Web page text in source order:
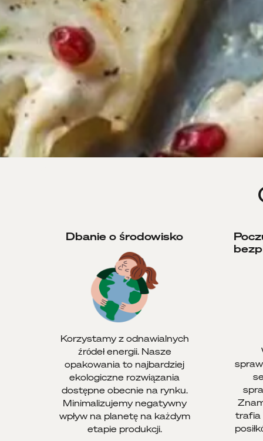
Dbanie o środowisko
Korzystamy z odnawialnych
źródeł energii. Nasze
opakowania to najbardziej
ekologiczne rozwiązania
dostępne obecnie na rynku.
Minimalizujemy negatywny
wpływ na planetę na każdym
etapie produkcji.
trafia